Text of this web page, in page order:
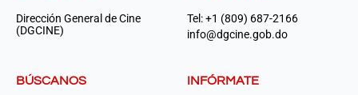
Dirección General de Cine
(DGCINE)
Tel: +1 (809) 687-2166
info@dgcine.gob.do
BÚSCANOS
INFÓRMATE